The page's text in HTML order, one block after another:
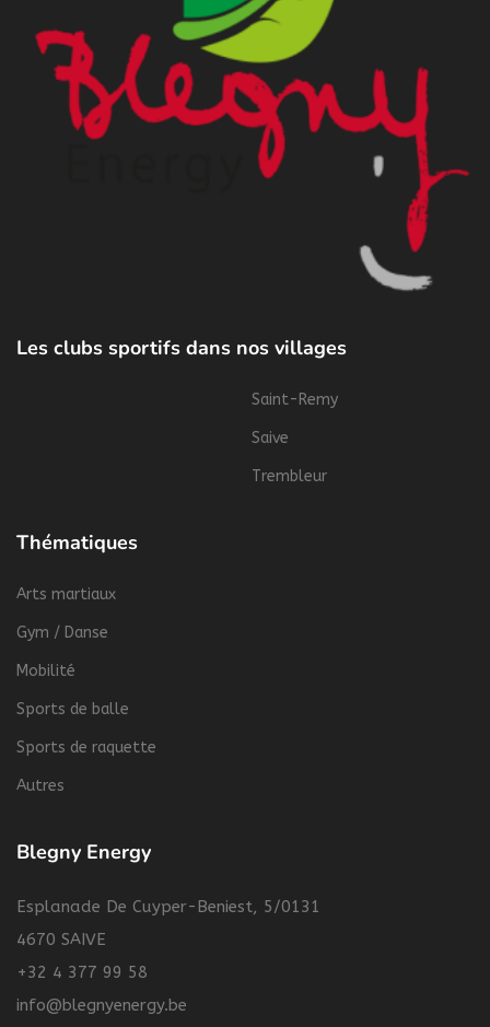
Les clubs sportifs dans nos villages
Saint-Remy
Saive
Trembleur
Thématiques
Arts martiaux
Gym / Danse
Mobilité
Sports de balle
Sports de raquette
Autres
Blegny Energy
Esplanade De Cuyper-Beniest, 5/0131
4670 SAIVE
+32 4 377 99 58
info@blegnyenergy.be